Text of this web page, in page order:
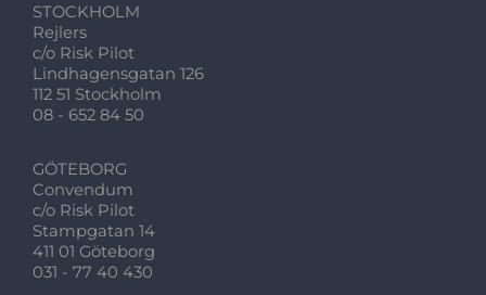
STOCKHOLM
Rejlers
c/o Risk Pilot
Lindhagensgatan 126
112 51 Stockholm
08 - 652 84 50
GÖTEBORG
Convendum
c/o Risk Pilot
Stampgatan 14
411 01 Göteborg
031 - 77 40 430